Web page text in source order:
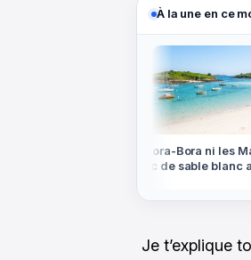
À la une en ce
Ni Bora-Bora ni les
banc de sable blanc
Je t’explique